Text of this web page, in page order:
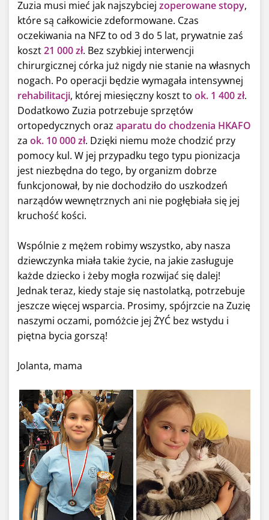
Zuzia musi mieć jak najszybciej zoperowane stopy,
które są całkowicie zdeformowane. Czas
oczekiwania na NFZ to od 3 do 5 lat, prywatnie zaś
koszt21 000 zł. Bez szybkiej interwencji
chirurgicznej córka już nigdy nie stanie na własnych
nogach. Po operacji będzie wymagała intensywnej
rehabilitacji, której miesięczny koszt to ok. 1 400 zł.
Dodatkowo Zuzia potrzebuje sprzętów
ortopedycznych oraz aparatu do chodzenia HKAFO
za ok. 10 000 zł. Dzięki niemu może chodzić przy
pomocy kul. W jej przypadku tego typu pionizacja
jest niezbędna do tego, by organizm dobrze
funkcjonował, by nie dochodziło do uszkodzeń
narządów wewnętrznych ani nie pogłębiała się jej
kruchość kości.
Wspólnie z mężem robimy wszystko, aby nasza
dziewczynka miała takie życie, na jakie zasługuje
każde dziecko i żeby mogła rozwijać się dalej!
Jednak teraz, kiedy staje się nastolatką, potrzebuje
jeszcze więcej wsparcia. Prosimy, spójrzcie na Zuzię
naszymi oczami, pomóżcie jej ŻYĆ bez wstydu i
piętna bycia gorszą!
Jolanta, mama